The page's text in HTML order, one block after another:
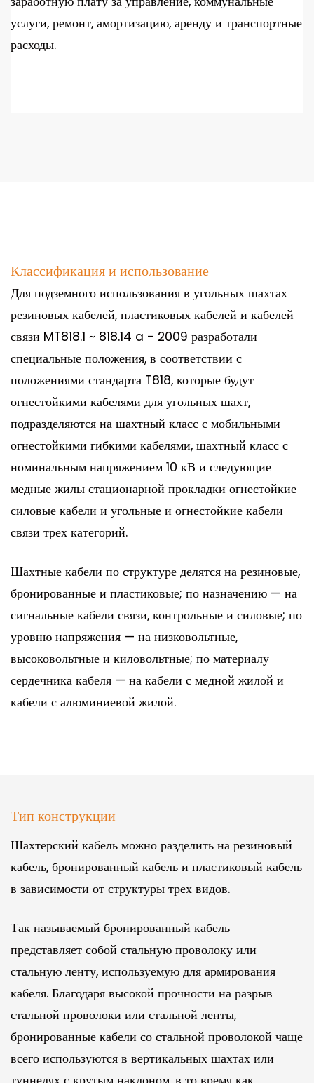
услуги, ремонт, амортизацию, аренду и транспортные
расходы.
Классификация и использование
Для подземного использования в угольных шахтах
резиновых кабелей, пластиковых кабелей и кабелей
связи MT818.1 ~ 818.14 a - 2009 разработали
специальные положения, в соответствии с
положениями стандарта T818, которые будут
огнестойкими кабелями для угольных шахт,
подразделяются на шахтный класс с мобильными
огнестойкими гибкими кабелями, шахтный класс с
номинальным напряжением 10 кВ и следующие
медные жилы стационарной прокладки огнестойкие
силовые кабели и угольные и огнестойкие кабели
связи трех категорий.
Шахтные кабели по структуре делятся на резиновые,
бронированные и пластиковые; по назначению — на
сигнальные кабели связи, контрольные и силовые; по
уровню напряжения — на низковольтные,
высоковольтные и киловольтные; по материалу
сердечника кабеля — на кабели с медной жилой и
кабели с алюминиевой жилой.
Тип конструкции
Шахтерский кабель можно разделить на резиновый
кабель, бронированный кабель и пластиковый кабель
в зависимости от структуры трех видов.
Так называемый бронированный кабель
представляет собой стальную проволоку или
стальную ленту, используемую для армирования
кабеля. Благодаря высокой прочности на разрыв
стальной проволоки или стальной ленты,
бронированные кабели со стальной проволокой чаще
всего используются в вертикальных шахтах или